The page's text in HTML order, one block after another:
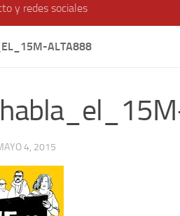
y redes sociales
ALTA888
4, 2015